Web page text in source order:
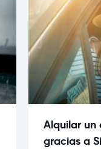
Alquilar un
gracias a